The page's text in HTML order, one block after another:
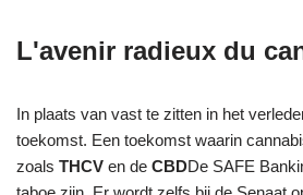
L'avenir radieux du
In plaats van vast te zitten in het
toekomst. Een toekomst waarin
zoals THCV en de CBDDe SAFE